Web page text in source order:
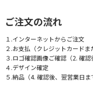
ご注文の流れ
１.インターネットからご注文
２.お支払（クレジットカードま
３.ロゴ確認画像ご確認（2. 確認
４.デザイン確定
５.納品（4. 確認後、翌営業日ま